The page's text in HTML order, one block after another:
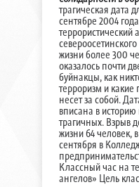
трагическая дата
сентябре 2004
террористический
жизни более 300
оказалось почти
буйнакцы, как
терроризм и какие
несет за собой.
вписана в
трагичных. Взрыв
жизни 64 человек,
сентября в
Классный час на
ангелов» Цель